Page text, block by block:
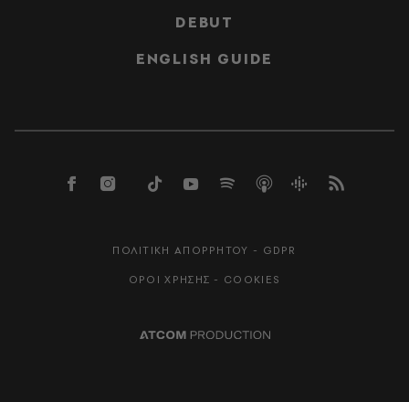
DEBUT
ENGLISH GUIDE
ΠΟΛΙΤΙΚΗ ΑΠΟΡΡΗΤΟΥ - GDPR
ΟΡΟΙ ΧΡΗΣΗΣ - COOKIES